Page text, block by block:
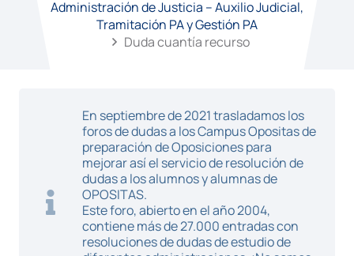
Administración de Justicia – Auxilio Judicial,
Tramitación PA y Gestión PA
Duda cuantía recurso
En septiembre de 2021 trasladamos los
foros de dudas a los Campus Opositas de
preparación de Oposiciones para
mejorar así el servicio de resolución de
dudas a los alumnos y alumnas de
OPOSITAS.
Este foro, abierto en el año 2004,
contiene más de 27.000 entradas con
resoluciones de dudas de estudio de